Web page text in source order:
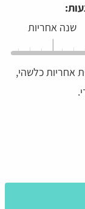
שנה אחריות
אחריות כלשהי,